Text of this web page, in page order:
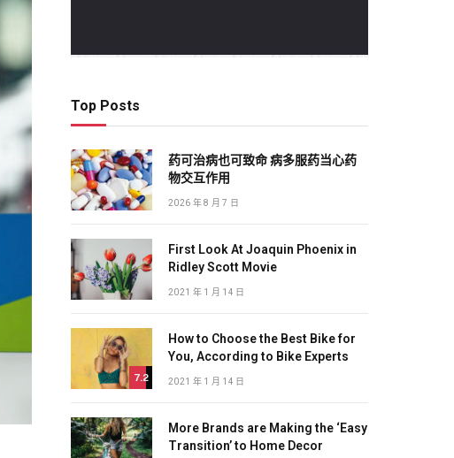
Top Posts
药可治病也可致命 病多服药当心药
物交互作用
2026 年 8 月 7 日
First Look At Joaquin Phoenix in
Ridley Scott Movie
2021 年 1 月 14 日
7.2
How to Choose the Best Bike for
You, According to Bike Experts
2021 年 1 月 14 日
More Brands are Making the ‘Easy
Transition’ to Home Decor